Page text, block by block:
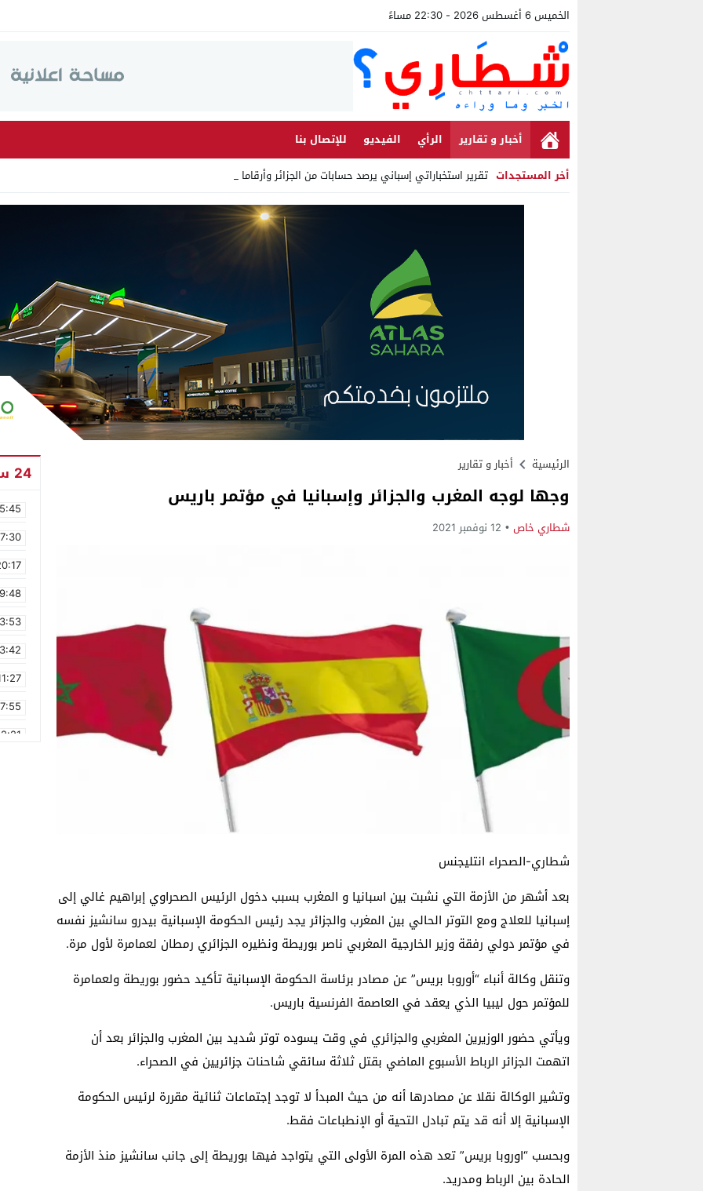
الخميس 6 أغسطس 2026 - 22:30 مساءً
أخبار و تقارير الرأي الفيديو
للإتصال بنا
أخر المستجدات تقرير استخباراتي إسباني يرصد حسابات من الجزائر وأرقاما بـ”213+” ض _
Stop
الرئيسية أخبار و تقارير
وجها لوجه المغرب والجزائر وإسبانيا في مؤتمر باريس
شطاري خاص 12 نوفمبر 2021
شطاري-الصحراء انتليجنس
بعد أشهر من الأزمة التي نشبت بين اسبانيا و المغرب بسبب دخول الرئيس الصحراوي إبراهيم غالي إلى
إسبانيا للعلاج ومع التوتر الحالي بين المغرب والجزائر يجد رئيس الحكومة الإسبانية بيدرو سانشيز نفسه
في مؤتمر دولي رفقة وزير الخارجية المغربي ناصر بوريطة ونظيره الجزائري رمطان لعمامرة لأول مرة.
وتنقل وكالة أنباء “أوروبا بريس” عن مصادر برئاسة الحكومة الإسبانية تأكيد حضور بوريطة ولعمامرة
للمؤتمر حول ليبيا الذي يعقد في العاصمة الفرنسية باريس.
ويأتي حضور الوزيرين المغربي والجزائري في وقت يسوده توتر شديد بين المغرب والجزائر بعد أن
اتهمت الجزائر الرباط الأسبوع الماضي بقتل ثلاثة سائقي شاحنات جزائريين في الصحراء.
وتشير الوكالة نقلا عن مصادرها أنه من حيث المبدأ لا توجد إجتماعات ثنائية مقررة لرئيس الحكومة
الإسبانية إلا أنه قد يتم تبادل التحية أو الإنطباعات فقط.
وبحسب “اوروبا بريس” تعد هذه المرة الأولى التي يتواجد فيها بوريطة إلى جانب سانشيز منذ الأزمة
الحادة بين الرباط ومدريد.
24 ساعة